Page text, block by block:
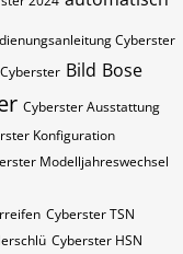
Cyberster
Bild Bose
Cyberster Ausstattung
Konfiguration
Modelljahreswechsel
Cyberster​​​​ TSN
Cyberster​​​​​ HSN